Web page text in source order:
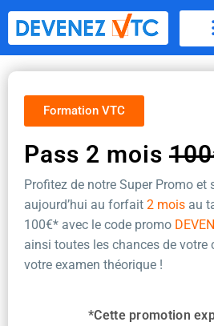
Aller
contenu
Formation VTC
Pass 2 mois
Profitez de notre Super Promo et
aujourd’hui au forfait 2 mois au
100€* avec le code promo
ainsi toutes les chances de votre
votre examen théorique !
*Cette promotion